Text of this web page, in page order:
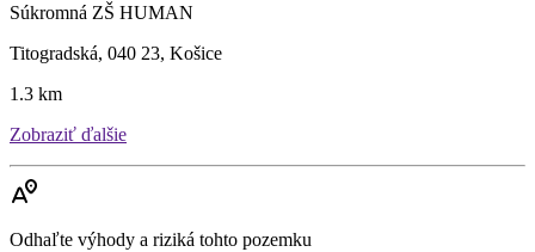
Súkromná ZŠ HUMAN
Titogradská, 040 23, Košice
1.3 km
Zobraziť ďalšie
Odhaľte výhody a riziká tohto pozemku